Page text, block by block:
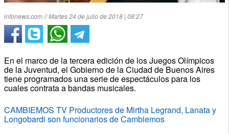
infonews.com // Martes 24 de julio de 2018 | 08:27
En el marco de la tercera edición de los Juegos Olímpicos
de la Juventud, el Gobierno de la Ciudad de Buenos Aires
tiene programados una serie de espectáculos para los
cuales contrata a bandas musicales.
CAMBIEMOS TV Productores de Mirtha Legrand, Lanata y
Longobardi son funcionarios de Cambiemos